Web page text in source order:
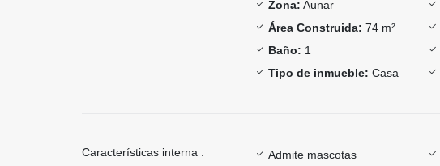
Zona: Aunar
Área Construida: 74 m²
Baño: 1
Tipo de inmueble: Casa
Características interna : Admite mascotas